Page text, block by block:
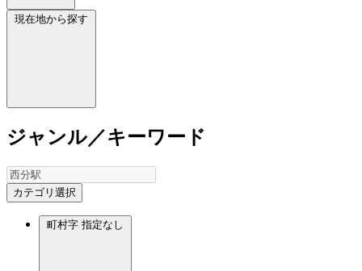
現在地から探す
ジャンル／キーワード
カテゴリ選択
町村字 指定なし